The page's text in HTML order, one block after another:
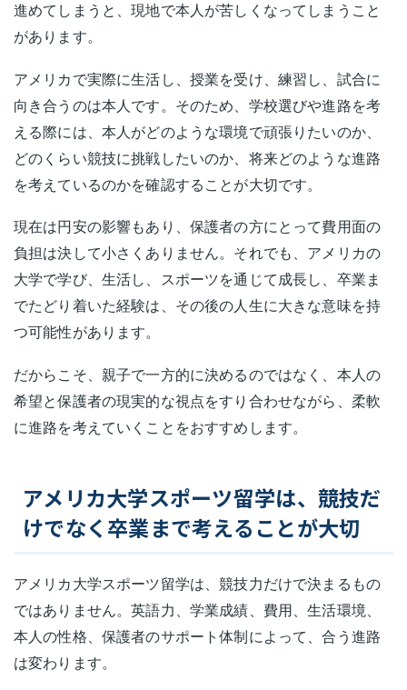
進めてしまうと、現地で本人が苦しくなってしまうこと
があります。
アメリカで実際に生活し、授業を受け、練習し、試合に
向き合うのは本人です。そのため、学校選びや進路を考
える際には、本人がどのような環境で頑張りたいのか、
どのくらい競技に挑戦したいのか、将来どのような進路
を考えているのかを確認することが大切です。
現在は円安の影響もあり、保護者の方にとって費用面の
負担は決して小さくありません。それでも、アメリカの
大学で学び、生活し、スポーツを通じて成長し、卒業ま
でたどり着いた経験は、その後の人生に大きな意味を持
つ可能性があります。
だからこそ、親子で一方的に決めるのではなく、本人の
希望と保護者の現実的な視点をすり合わせながら、柔軟
に進路を考えていくことをおすすめします。
アメリカ大学スポーツ留学は、競技だ
けでなく卒業まで考えることが大切
アメリカ大学スポーツ留学は、競技力だけで決まるもの
ではありません。英語力、学業成績、費用、生活環境、
本人の性格、保護者のサポート体制によって、合う進路
は変わります。